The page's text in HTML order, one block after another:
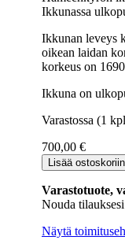
Ikkunassa
Ikkunan leveys
oikean laidan
korkeus on
Ikkuna on
Varastossa (1
700,00 €
Kiinteä
ikkuna
HIT-
Nordic
tummanharmaa/
Lisää ostoskoriin
Varastotuote,
Nouda
Näytä